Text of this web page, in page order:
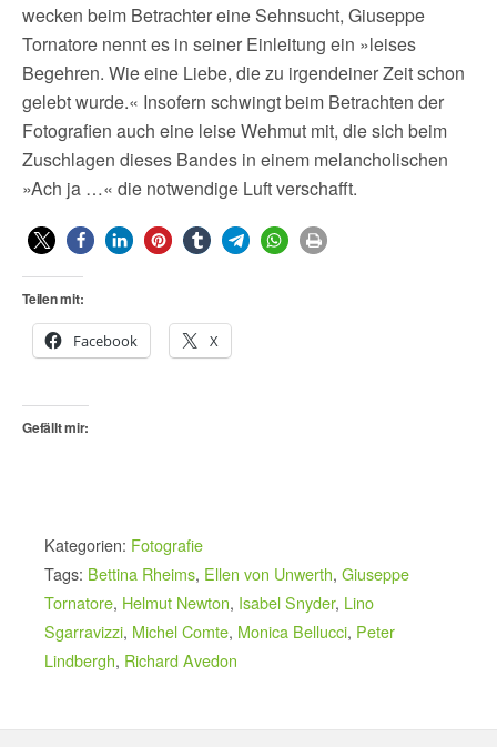
wecken beim Betrachter eine Sehnsucht, Giuseppe
Tornatore nennt es in seiner Einleitung ein »leises
Begehren. Wie eine Liebe, die zu irgendeiner Zeit schon
gelebt wurde.« Insofern schwingt beim Betrachten der
Fotografien auch eine leise Wehmut mit, die sich beim
Zuschlagen dieses Bandes in einem melancholischen
»Ach ja …« die notwendige Luft verschafft.
Teilen mit:
Facebook X
Gefällt mir:
Kategorien: Fotografie
Tags: Bettina Rheims, Ellen von Unwerth, Giuseppe
Tornatore, Helmut Newton, Isabel Snyder, Lino
Sgarravizzi, Michel Comte, Monica Bellucci, Peter
Lindbergh, Richard Avedon